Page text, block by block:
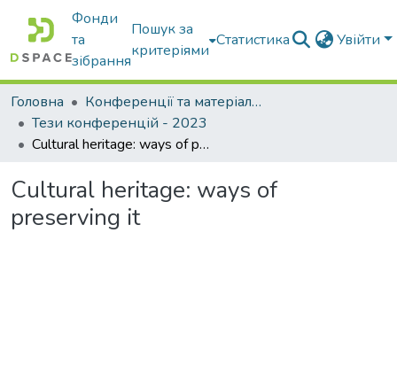
Фонди
та
зібрання
Пошук за
критеріями
Статистика Увійти
Головна
Конференції та матеріали конференцій
Тези конференцій - 2023
Cultural heritage: ways of preserving it
Cultural heritage: ways of
preserving it